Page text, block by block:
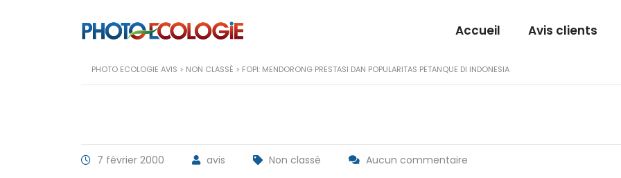
Accueil Avis clients
PHOTO ECOLOGIE AVIS > NON CLASSÉ > FOPI: MENDORONG PRESTASI DAN POPULARITAS PETANQUE DI INDONESIA
7 février 2000 avis Non classé Aucun commentaire